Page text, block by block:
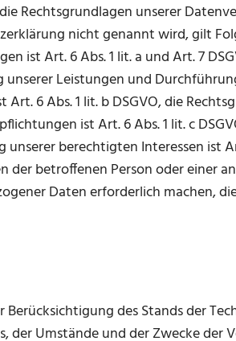
Rechtsgrundlagen unserer
nicht genannt wird, gilt
ist Art. 6 Abs. 1 lit. a und Art. 7
Leistungen und
6 Abs. 1 lit. b DSGVO, die
ist Art. 6 Abs. 1 lit. c
berechtigten Interessen ist
der betroffenen Person oder einer
Daten erforderlich machen,
des Stands der
der Umstände und der Zwecke der